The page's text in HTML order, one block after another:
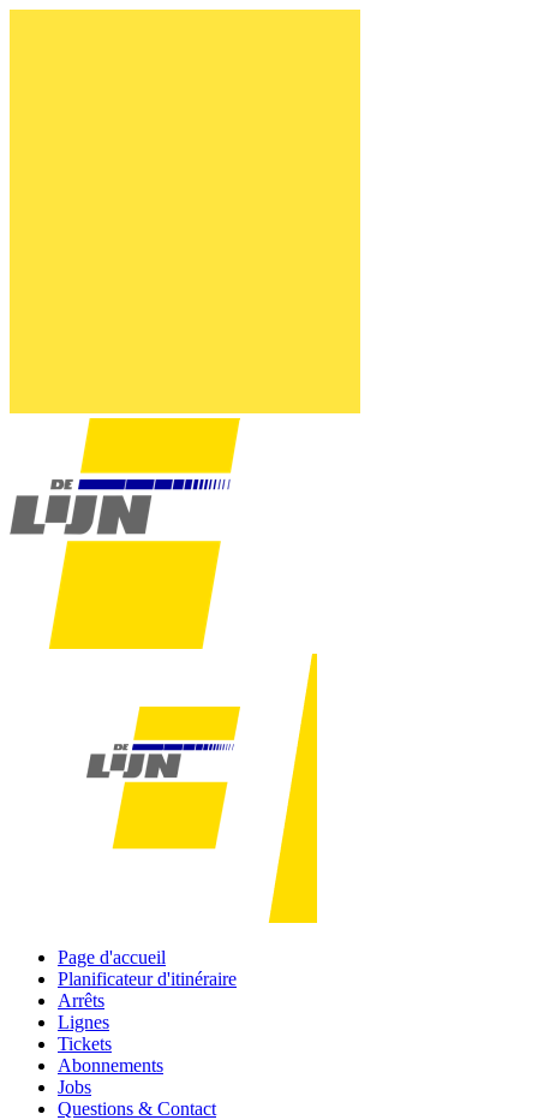
Page d'accueil
Planificateur d'itinéraire
Arrêts
Lignes
Tickets
Abonnements
Jobs
Questions & Contact